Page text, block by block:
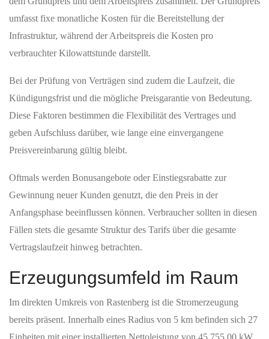
umfasst fixe monatliche Kosten für die Bereitstellung der
Infrastruktur, während der Arbeitspreis die Kosten pro
verbrauchter Kilowattstunde darstellt.
Bei der Prüfung von Verträgen sind zudem die Laufzeit, die
Kündigungsfrist und die mögliche Preisgarantie von Bedeutung.
Diese Faktoren bestimmen die Flexibilität des Vertrages und
geben Aufschluss darüber, wie lange eine einvergangene
Preisvereinbarung gültig bleibt.
Oftmals werden Bonusangebote oder Einstiegsrabatte zur
Gewinnung neuer Kunden genutzt, die den Preis in der
Anfangsphase beeinflussen können. Verbraucher sollten in diesen
Fällen stets die gesamte Struktur des Tarifs über die gesamte
Vertragslaufzeit hinweg betrachten.
Erzeugungsumfeld im Raum
Im direkten Umkreis von Rastenberg ist die Stromerzeugung
bereits präsent. Innerhalb eines Radius von 5 km befinden sich 27
Einheiten mit einer installierten Nettoleistung von 45.755,00 kW.